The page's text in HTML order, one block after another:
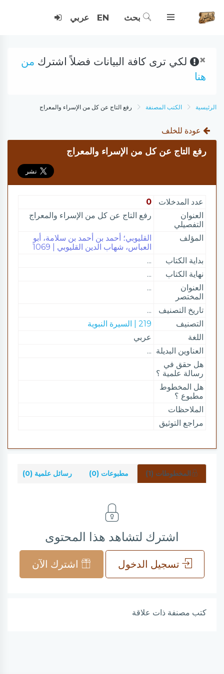
بحث EN عربي
× لكي ترى كافة البيانات فضلاً اشترك من
هنا
الرئيسية الكتب المصنفة رفع التاج عن كل من الإسراء والمعراج
عودة للخلف
رفع التاج عن كل من الإسراء والمعراج
عدد المدخلات
0
العنوان
التفصيلي
رفع التاج عن كل من الإسراء والمعراج
المؤلف
القليوبي؛ أحمد بن أحمد بن سلامة، أبو
العباس، شهاب الدين القليوبي | 1069
بداية الكتاب
...
نهاية الكتاب
...
العنوان
المختصر
...
تاريخ التصنيف
...
التصنيف
219 | السيرة النبوية
اللغة
عربي
العناوين البديلة ...
هل حقق في
رسالة علمية ؟
هل المخطوط
مطبوع ؟
الملاحظات
مراجع التوثيق
المخطوطات (1) مطبوعات (0) رسائل علمية (0)
اشترك لتشاهد هذا المحتوى
تسجيل الدخول اشترك الآن
كتب مصنفة ذات علاقة